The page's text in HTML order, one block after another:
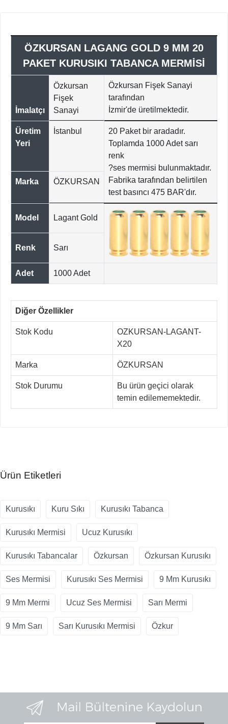
ÖZKURSAN LAGANG GOLD 9 MM 20
PAKET KURUSIKI TABANCA MERMİSİ
İmalatçı
Özkursan
Fişek
Sanayi
Özkursan Fişek Sanayi
tarafından
İzmir'de üretilmektedir.
Üretim
Yeri
İstanbul
20 Paket bir aradadır.
Toplamda 1000 Adet sarı
renk
?ses mermisi bulunmaktadır.
Fabrika tarafından belirtilen
test basıncı 475 BAR'dır.
Marka ÖZKURSAN
Model Lagant Gold
Renk Sarı
Adet 1000 Adet
Diğer Özellikler
Stok Kodu
OZKURSAN-LAGANT-
X20
Marka ÖZKURSAN
Stok Durumu
Bu ürün geçici olarak
temin edilememektedir.
Ürün Etiketleri
Kurusıkı Kuru Sıkı Kurusıkı Tabanca
Kurusıkı Mermisi Ucuz Kurusıkı
Kurusıkı Tabancalar Özkursan Özkursan Kurusıkı
Ses Mermisi Kurusıkı Ses Mermisi 9 Mm Kurusıkı
9 Mm Mermi Ucuz Ses Mermisi Sarı Mermi
9 Mm Sarı Sarı Kurusıkı Mermisi Özkur